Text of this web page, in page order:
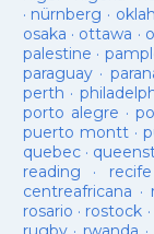
· nürnberg ·
osaka · ottawa ·
palestine ·
paraguay·
perth ·
porto alegre ·
puerto montt·
quebec·
reading · recife
centreafricana ·
rosario · rostock ·